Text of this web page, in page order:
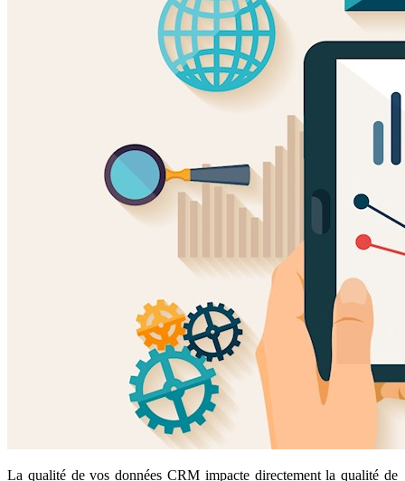
La qualité de vos données CRM impacte directement la qualité de